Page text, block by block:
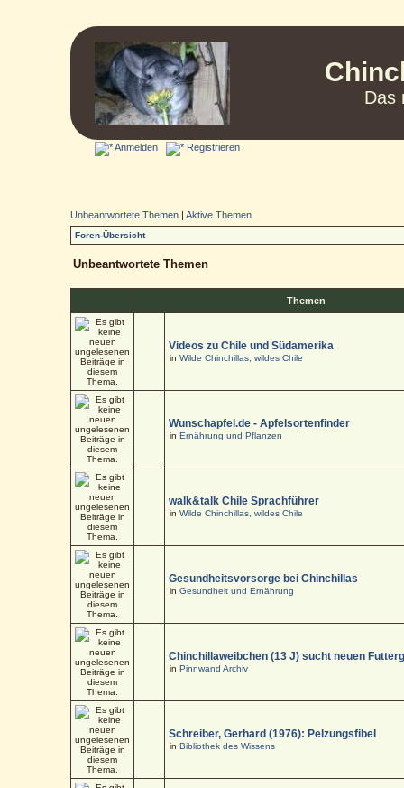
Das
Anmelden Registrieren
Unbeantwortete Themen |Aktive Themen
Foren-Übersicht
Unbeantwortete Themen
Themen
Videos zu Chile und Südamerika
inWilde Chinchillas, wildes Chile
Wunschapfel.de - Apfelsortenfinder
inErnährung und Pflanzen
walk&talk Chile Sprachführer
inWilde Chinchillas, wildes Chile
Gesundheitsvorsorge bei Chinchillas
inGesundheit und Ernährung
Chinchillaweibchen (13 J) sucht neuen
inPinnwand Archiv
Schreiber, Gerhard (1976): Pelzungsfibel
inBibliothek des Wissens